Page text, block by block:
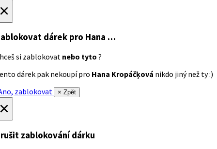
dárek pro Hana …
si zablokovat nebo tyto ?
dárek pak nekoupí pro Hana Kropáčķová nikdo jiný než ty :)
zablokovat
× Zpět
zablokování dárku